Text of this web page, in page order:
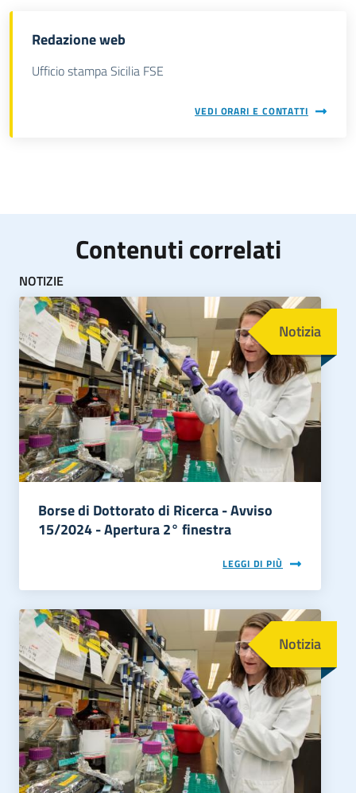
Redazione web
Ufficio stampa Sicilia FSE
VEDI ORARI E CONTATTI
Contenuti correlati
NOTIZIE
Immagine
Notizia
Borse di Dottorato di Ricerca - Avviso
15/2024 - Apertura 2° finestra
LEGGI DI PIÙ
Immagine
Notizia